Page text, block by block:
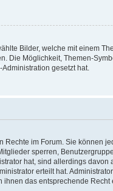
Bilder, welche mit einem
Die Möglichkeit, Themen-
gesetzt hat.
im Forum. Sie können
sperren,
hat, sind allerdings
erteilt hat.
das entsprechende Recht